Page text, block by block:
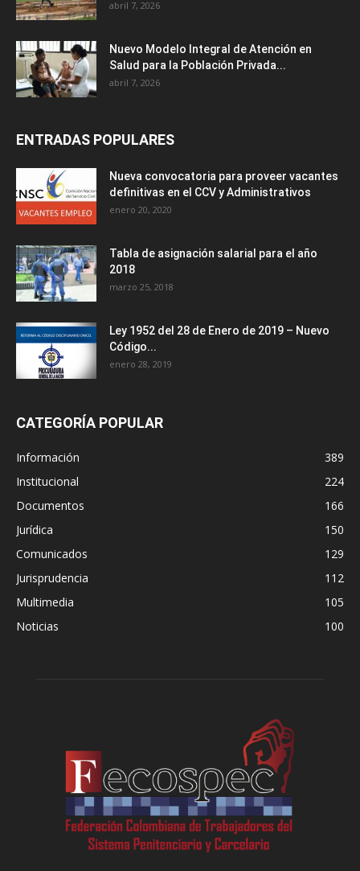
abril 7, 2026
Nuevo Modelo Integral de Atención en
Salud para la Población Privada...
abril 7, 2026
ENTRADAS POPULARES
Nueva convocatoria para proveer vacantes
definitivas en el CCV y Administrativos
enero 20, 2020
Tabla de asignación salarial para el año
2018
marzo 25, 2018
Ley 1952 del 28 de Enero de 2019 – Nuevo
Código...
enero 28, 2019
CATEGORÍA POPULAR
Información
389
Institucional
224
Documentos
166
Jurídica
150
Comunicados
129
Jurisprudencia
112
Multimedia
105
Noticias
100